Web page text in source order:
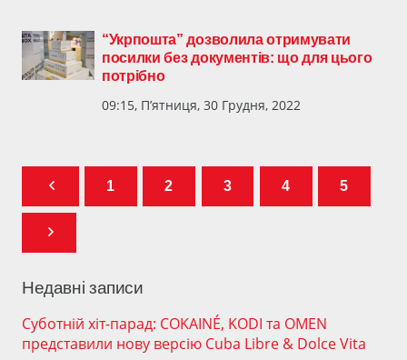
“Укрпошта” дозволила отримувати
посилки без документів: що для цього
потрібно
09:15, П’ятниця, 30 Грудня, 2022
1 2 3 4 5
Недавні записи
Суботній хіт-парад: COKAINÉ, KODI та OMEN
представили нову версію Cuba Libre & Dolce Vita